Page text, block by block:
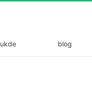
ukde blog